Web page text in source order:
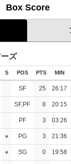
Box Score
ズ
S POS PTS MIN
SF 25 26:17
SF,PF 8 20:15
PF 3 03:26
●︎ PG 3 21:36
●︎ SG 0 19:58